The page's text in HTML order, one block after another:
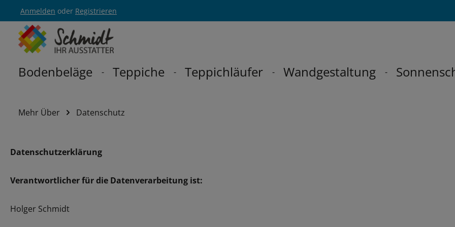
Hauptnavigation springen
Anmelden oder Registrieren
Bodenbeläge Teppiche Teppichläufer Wandgestaltung
Mehr Über Datenschutz
Datenschutzerklärung
Verantwortlicher für die Datenverarbeitung ist:
Holger Schmidt